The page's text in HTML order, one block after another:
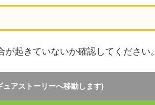
起きていないか確認してください。
ュアストーリーへ移動します)